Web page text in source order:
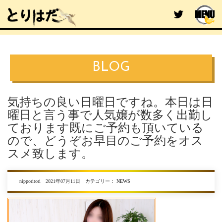
BLOG
気持ちの良い日曜日ですね。本日は日
曜日と言う事で人気嬢が数多く出勤し
ております既にご予約も頂いている
ので、どうぞお早目のご予約をオス
スメ致します。
nipporitori 2021年07月11日 カテゴリー： NEWS